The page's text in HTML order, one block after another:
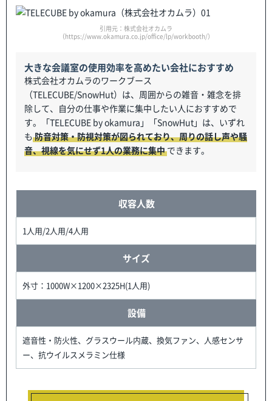
引用元：株式会社オカムラ
（https://www.okamura.co.jp/office/lp/workbooth/）
大きな会議室の使用効率を高めたい会社におすすめ
株式会社オカムラのワークブース
（TELECUBE/SnowHut）は、周囲からの雑音・雑念を排
除して、自分の仕事や作業に集中したい人におすすめで
す。「TELECUBE by okamura」「SnowHut」は、いずれ
も 防音対策・防視対策が図られており、周りの話し声や騒
音、視線を気にせず1人の業務に集中できます。
収容人数
1人用/2人用/4人用
サイズ
外寸：1000W×1200×2325H(1人用)
設備
遮音性・防火性、グラスウール内蔵、換気ファン、人感センサ
ー、抗ウイルスメラミン仕様